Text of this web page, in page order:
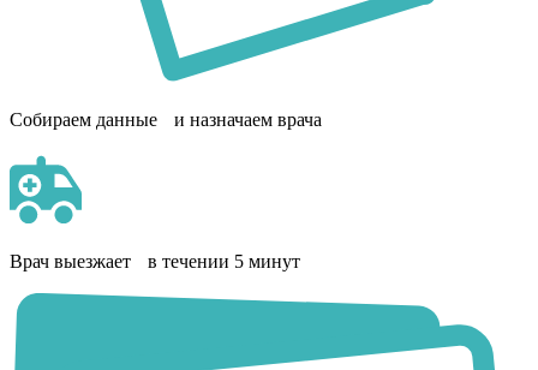
Собираем данные и назначаем врача
Врач выезжает в течении 5 минут